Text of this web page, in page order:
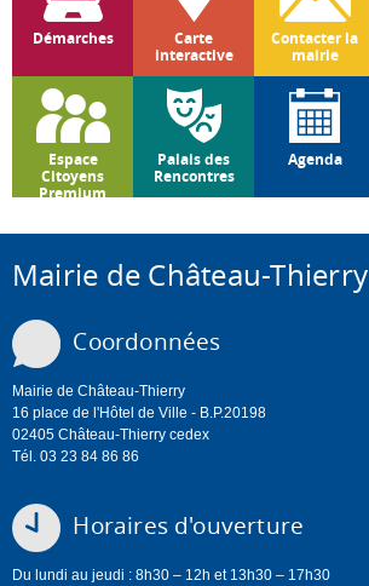
Démarches
Carte
interactive
Contacter la
mairie
Espace
Citoyens
Premium
Palais des
Rencontres
Agenda
Mairie de Château-Thierry
Coordonnées
Mairie de Château-Thierry
16 place de l'Hôtel de Ville - B.P.20198
02405 Château-Thierry cedex
Tél. 03 23 84 86 86
Horaires d'ouverture
Du lundi au jeudi : 8h30 – 12h et 13h30 – 17h30